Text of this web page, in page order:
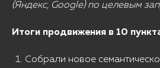
(Яндекс, Google) по целевым
Итоги продвижения в 10
Собрали новое